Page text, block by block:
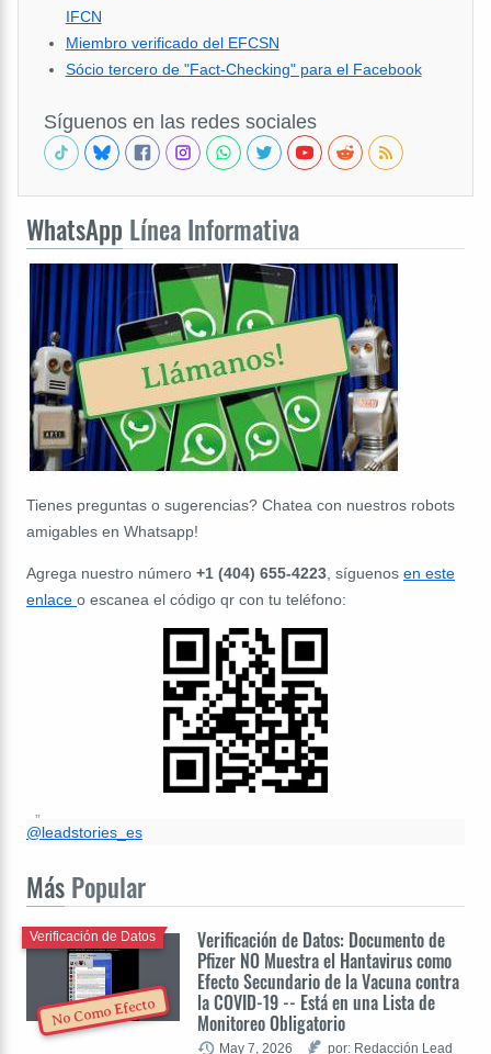
IFCN
Miembro verificado del EFCSN
Sócio tercero de "Fact-Checking" para el Facebook
Síguenos en las redes sociales
WhatsApp Línea Informativa
Tienes preguntas o sugerencias? Chatea con nuestros robots
amigables en Whatsapp!
Agrega nuestro número +1 (404) 655-4223 , síguenos en este
enlace o escanea el código qr con tu teléfono:
@leadstories_es
Más Popular
No Como Efecto
Verificación de Datos: Documento de
Pfizer NO Muestra el Hantavirus como
Efecto Secundario de la Vacuna contra
la COVID-19 -- Está en una Lista de
Monitoreo Obligatorio
Verificación de Datos
May 7, 2026 por: Redacción Lead